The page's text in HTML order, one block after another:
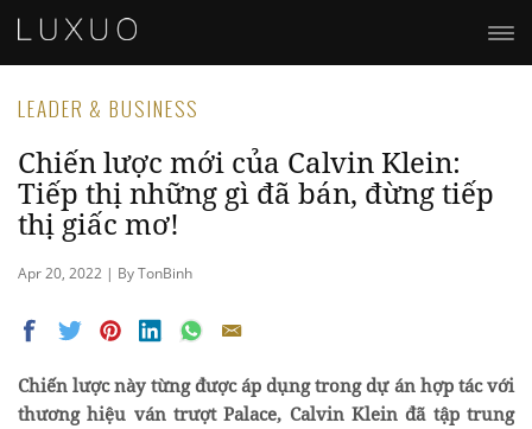
LEADER & BUSINESS
Chiến lược mới của Calvin Klein:
Tiếp thị những gì đã bán, đừng tiếp
thị giấc mơ!
Apr 20, 2022 | By TonBinh
Chiến lược này từng được áp dụng trong dự án hợp tác với
thương hiệu ván trượt Palace, Calvin Klein đã tập trung